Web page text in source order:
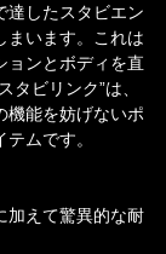
達したスタビエン
まいます。これは
ョンとボディを直
タビリンク”は、
機能を妨げないポ
ムです。
加えて驚異的な耐